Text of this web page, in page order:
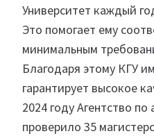
Университет каждый
Это помогает ему
минимальным
Благодаря этому КГУ
гарантирует высокое
2024 году Агентство
проверило 35